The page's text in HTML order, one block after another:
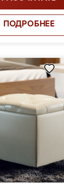
ПОДРОБНЕЕ